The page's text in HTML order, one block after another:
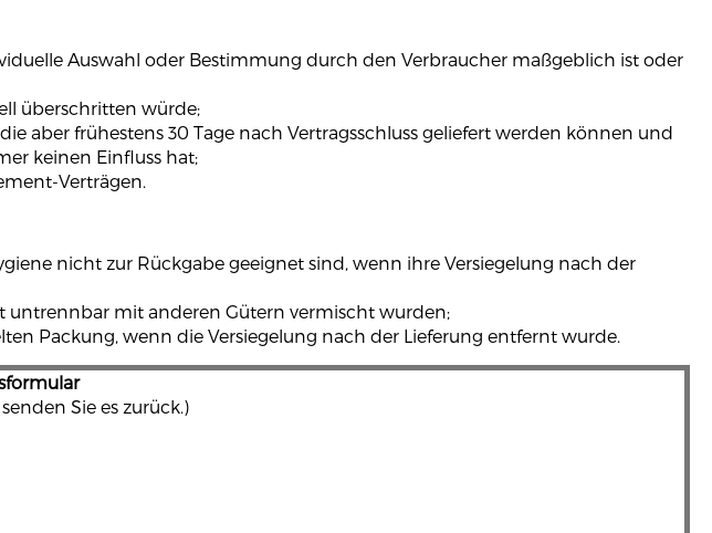
Auswahl oder Bestimmung durch den Verbraucher maßgeblich ist oder
überschritten würde;
aber frühestens 30 Tage nach Vertragsschluss geliefert werden können und
keinen Einfluss hat;
Verträgen.
nicht zur Rückgabe geeignet sind, wenn ihre Versiegelung nach der
untrennbar mit anderen Gütern vermischt wurden;
Packung, wenn die Versiegelung nach der Lieferung entfernt wurde.
Sie es zurück.)